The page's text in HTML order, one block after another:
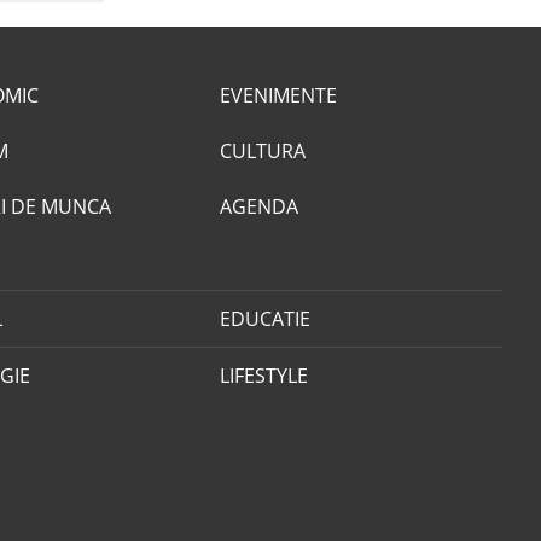
DE MUNCA
EVENIMENTE
CULTURA
AGENDA
EDUCATIE
LIFESTYLE